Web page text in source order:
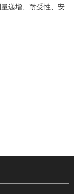
递增、耐受性、安